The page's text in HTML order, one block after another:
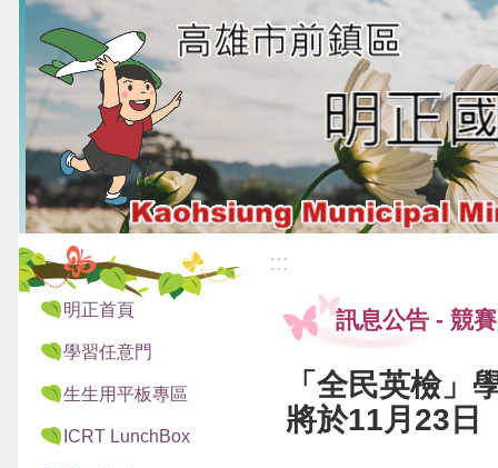
:::
明正首頁
學習任意門
生生用平板專區
ICRT LunchBox
:::
訊息公告 - 競
「全民英檢」
將於11月23日